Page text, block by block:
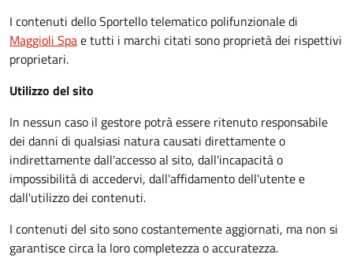
I contenuti dello Sportello telematico polifunzionaledi
Maggioli Spae tutti i marchi citati sono proprietà dei rispettivi
proprietari.
Utilizzo del sito
In nessun caso il gestore potrà essere ritenuto responsabile
dei danni di qualsiasi natura causati direttamente o
indirettamente dall'accesso al sito, dall'incapacità o
impossibilità di accedervi, dall'affidamento dell'utente e
dall'utilizzo dei contenuti.
I contenuti del sito sono costantemente aggiornati, ma non si
garantisce circa la loro completezza o accuratezza.